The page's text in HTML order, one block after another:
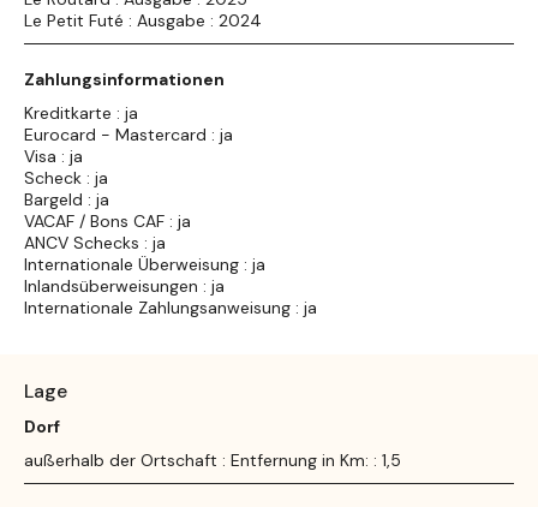
Le Petit Futé : Ausgabe : 2024
Zahlungsinformationen
Kreditkarte : ja
Eurocard - Mastercard : ja
Visa : ja
Scheck : ja
Bargeld : ja
VACAF / Bons CAF : ja
ANCV Schecks : ja
Internationale Überweisung : ja
Inlandsüberweisungen : ja
Internationale Zahlungsanweisung : ja
Lage
Dorf
außerhalb der Ortschaft : Entfernung in Km: : 1,5